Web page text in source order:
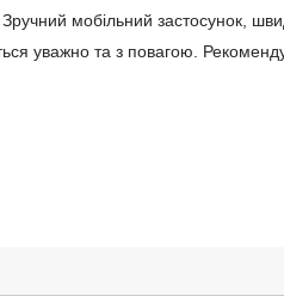
мобільний застосунок,
уважно та з повагою.